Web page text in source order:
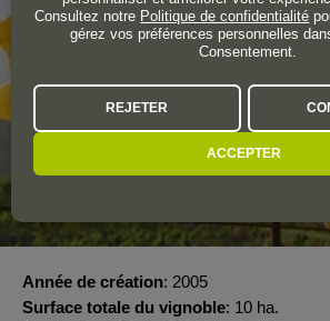
Année de création 2005
Surface totale du vignoble 10 ha.
Consultez notre Politique de confidentialité
gérez vos préférences personnelles
Consentement.
REJETER
ACCEPTER